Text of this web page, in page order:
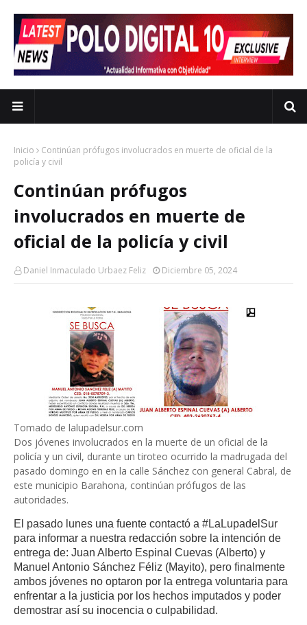
Inicio
Continúan prófugos involucrados en muerte de oficial de la
policía y civil
Continúan prófugos
involucrados en muerte de
oficial de la policía y civil
Daniel Inmaculado Urbaez Feliz Diciembre 05, 2024
Tomado de lalupadelsur.com
Dos jóvenes involucrados en la muerte de un oficial de la
policía y un civil, durante un tiroteo ocurrido la madrugada del
pasado domingo en en la calle Sánchez con general Cabral, de
este municipio Barahona, continúan prófugos de las
autoridades.
El pasado lunes una fuente contactó a #LaLupadelSur
para informar a nuestra redacción sobre la intención de
entrega de: Juan Alberto Espinal Cuevas (Alberto) y
Manuel Antonio Sánchez Féliz (Mayito), pero finalmente
ambos jóvenes no optaron por la entrega voluntaria para
enfrentar a la justicia por los hechos imputados y poder
demostrar así su inocencia o culpabilidad.